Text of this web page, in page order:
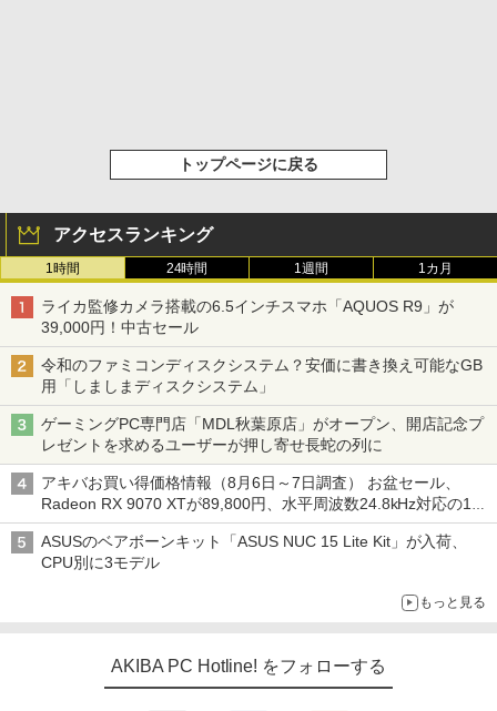
トップページに戻る
アクセスランキング
1時間 24時間 1週間 1カ月
ライカ監修カメラ搭載の6.5インチスマホ「AQUOS R9」が
39,000円！中古セール
令和のファミコンディスクシステム？安価に書き換え可能なGB
用「しましまディスクシステム」
ゲーミングPC専門店「MDL秋葉原店」がオープン、開店記念プ
レゼントを求めるユーザーが押し寄せ長蛇の列に
アキバお買い得価格情報（8月6日～7日調査） お盆セール、
Radeon RX 9070 XTが89,800円、水平周波数24.8kHz対応の17
型モニターが9,801円、暑さ指数連動セール ほか
ASUSのベアボーンキット「ASUS NUC 15 Lite Kit」が入荷、
CPU別に3モデル
もっと見る
AKIBA PC Hotline! をフォローする